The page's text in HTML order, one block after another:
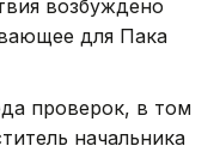
возбуждено
для Пака
проверок, в том
начальника